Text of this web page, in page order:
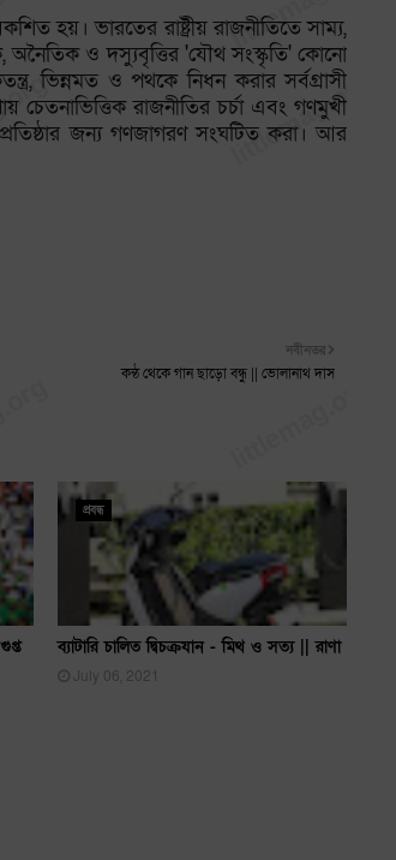
হয়। ভারতের রাষ্ট্রীয় রাজনীতিতে সাম্য,
অনৈতিক ও দস্যুবৃত্তির 'যৌথ সংস্কৃতি' কোনো
ভিন্নমত ও পথকে নিধন করার সর্বগ্রাসী
চেতনাভিত্তিক রাজনীতির চর্চা এবং গণমুখী
জন্য গণজাগরণ সংঘটিত করা। আর
নবীনতর
কন্ঠ থেকে গান ছাড়ো বন্ধু || ভোলানাথ দাস
প্রবন্ধ
ব্যাটারি চালিত দ্বিচক্রযান - মিথ ও সত্য || রাণা
July 06, 2021